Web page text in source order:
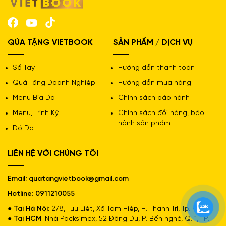
QÙA TẶNG VIETBOOK
Sổ Tay
Quà Tặng Doanh Nghiệp
Menu Bìa Da
Menu, Trình Ký
Đồ Da
SẢN PHẨM / DỊCH VỤ
Hướng dẫn thanh toán
Hướng dẫn mua hàng
Chính sách bảo hành
Chính sách đổi hàng, bảo
hành sản phẩm
LIÊN HỆ VỚI CHÚNG TÔI
Email: quatangvietbook@gmail.com
Hotline: 0911210055
● Tại Hà Nội: 278, Tựu Liệt, Xã Tam Hiệp, H. Thanh Trì, Tp. Hà Nội
● Tại HCM: Nhà Packsimex, 52 Đông Du, P. Bến nghé, Q. 1, TP.